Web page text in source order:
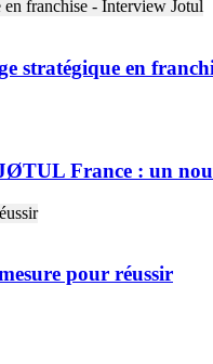
stratégique en
France : un
pour réussir